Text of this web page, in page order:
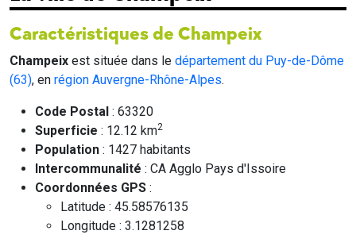
Caractéristiques de Champeix
Champeix est située dans le département du Puy-de-Dôme
(63), en région Auvergne-Rhône-Alpes.
Code Postal : 63320
Superficie : 12.12 km2
Population : 1427 habitants
Intercommunalité : CA Agglo Pays d'Issoire
Coordonnées GPS :
Latitude : 45.58576135
Longitude : 3.1281258